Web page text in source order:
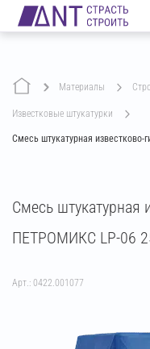
Материалы
известковые штукатурки
Смесь штукатурная
Смесь штукатурная
ПЕТРОМИКС LP-06
Арт.: 0422.001077